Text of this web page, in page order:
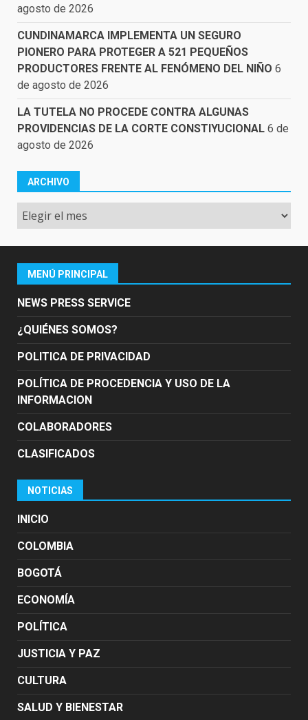
agosto de 2026
CUNDINAMARCA IMPLEMENTA UN SEGURO
PIONERO PARA PROTEGER A 521 PEQUEÑOS
PRODUCTORES FRENTE AL FENÓMENO DEL NIÑO 6
de agosto de 2026
LA TUTELA NO PROCEDE CONTRA ALGUNAS
PROVIDENCIAS DE LA CORTE CONSTIYUCIONAL 6 de
agosto de 2026
ARCHIVO
Archivo
MENÚ PRINCIPAL
NEWS PRESS SERVICE
¿QUIÉNES SOMOS?
POLITICA DE PRIVACIDAD
POLÍTICA DE PROCEDENCIA Y USO DE LA
INFORMACION
COLABORADORES
CLASIFICADOS
NOTICIAS
INICIO
COLOMBIA
BOGOTÁ
ECONOMÍA
POLÍTICA
JUSTICIA Y PAZ
CULTURA
SALUD Y BIENESTAR